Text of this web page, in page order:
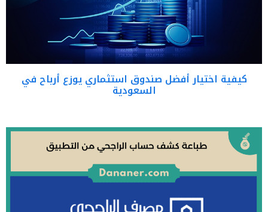
كيفية اختيار أفضل صندوق استثماري يوزع أرباح في
السعودية